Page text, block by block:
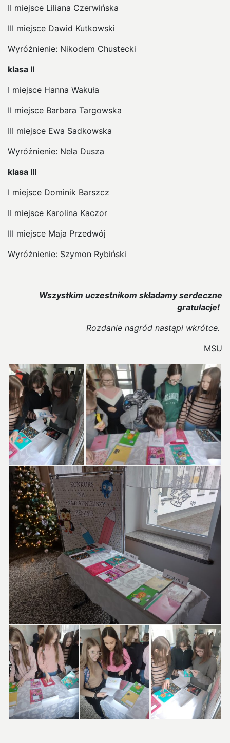
II miejsce Liliana Czerwińska
III miejsce Dawid Kutkowski
Wyróżnienie: Nikodem Chustecki
klasa II
I miejsce Hanna Wakuła
II miejsce Barbara Targowska
III miejsce Ewa Sadkowska
Wyróżnienie: Nela Dusza
klasa III
I miejsce Dominik Barszcz
II miejsce Karolina Kaczor
III miejsce Maja Przedwój
Wyróżnienie: Szymon Rybiński
Wszystkim uczestnikom składamy serdeczne
gratulacje!
Rozdanie nagród nastąpi wkrótce.
MSU